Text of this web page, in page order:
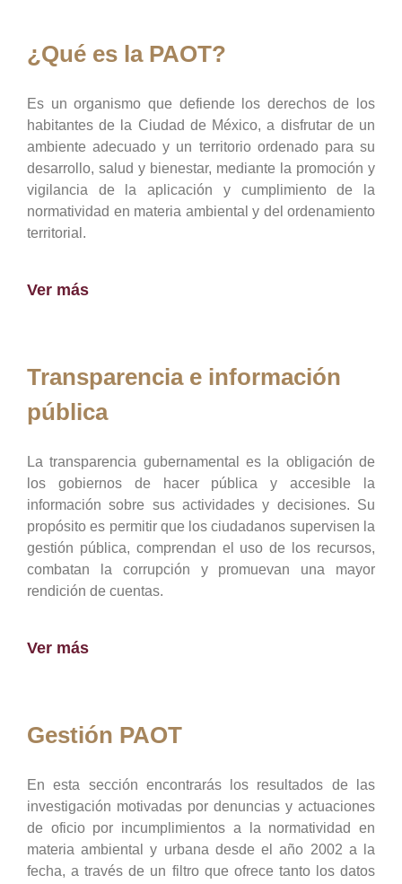
¿Qué es la PAOT?
Es un organismo que defiende los derechos de los
habitantes de la Ciudad de México, a disfrutar de un
ambiente adecuado y un territorio ordenado para su
desarrollo, salud y bienestar, mediante la promoción y
vigilancia de la aplicación y cumplimiento de la
normatividad en materia ambiental y del ordenamiento
territorial.
Ver más
Transparencia e información
pública
La transparencia gubernamental es la obligación de
los gobiernos de hacer pública y accesible la
información sobre sus actividades y decisiones. Su
propósito es permitir que los ciudadanos supervisen la
gestión pública, comprendan el uso de los recursos,
combatan la corrupción y promuevan una mayor
rendición de cuentas.
Ver más
Gestión PAOT
En esta sección encontrarás los resultados de las
investigación motivadas por denuncias y actuaciones
de oficio por incumplimientos a la normatividad en
materia ambiental y urbana desde el año 2002 a la
fecha, a través de un filtro que ofrece tanto los datos